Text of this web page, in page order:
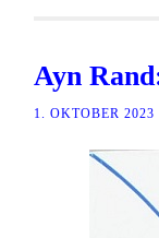
Ayn
1. OKTOBER 2023